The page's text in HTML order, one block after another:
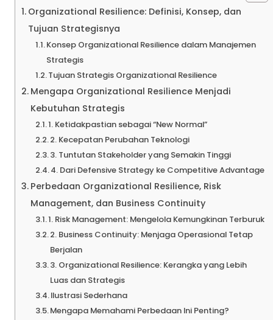
Organizational Resilience: Definisi, Konsep, dan
Tujuan Strategisnya
Konsep Organizational Resilience dalam Manajemen
Strategis
Tujuan Strategis Organizational Resilience
Mengapa Organizational Resilience Menjadi
Kebutuhan Strategis
1. Ketidakpastian sebagai “New Normal”
2. Kecepatan Perubahan Teknologi
3. Tuntutan Stakeholder yang Semakin Tinggi
4. Dari Defensive Strategy ke Competitive Advantage
Perbedaan Organizational Resilience, Risk
Management, dan Business Continuity
1. Risk Management: Mengelola Kemungkinan Terburuk
2. Business Continuity: Menjaga Operasional Tetap
Berjalan
3. Organizational Resilience: Kerangka yang Lebih
Luas dan Strategis
Ilustrasi Sederhana
Mengapa Memahami Perbedaan Ini Penting?